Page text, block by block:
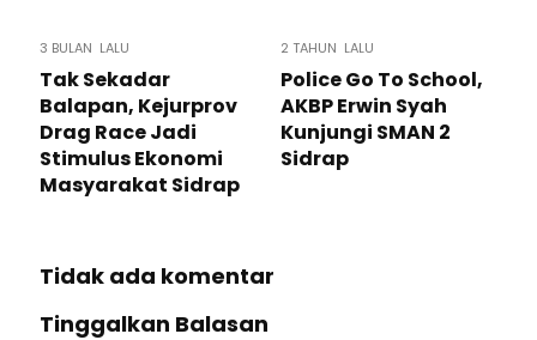
3 BULAN LALU
Tak Sekadar
Balapan, Kejurprov
Drag Race Jadi
Stimulus Ekonomi
Masyarakat Sidrap
2 TAHUN LALU
Police Go To School,
AKBP Erwin Syah
Kunjungi SMAN 2
Sidrap
Tidak ada komentar
Tinggalkan Balasan